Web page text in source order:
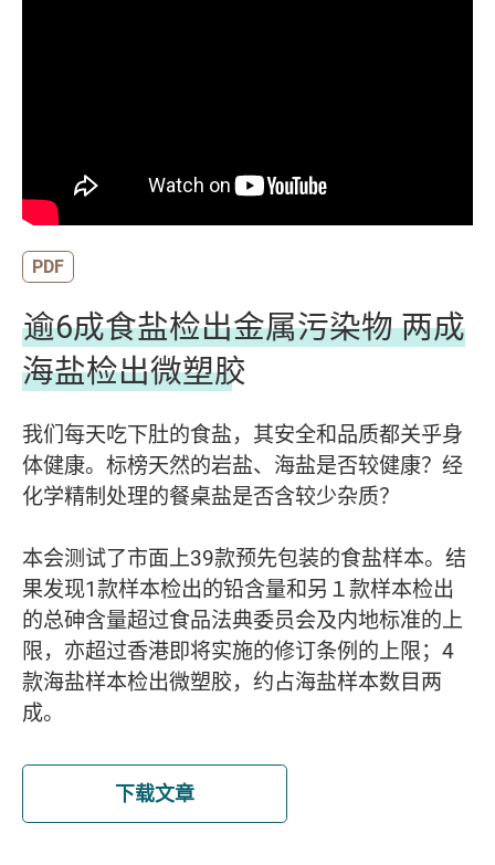
PDF
逾6成食盐检出金属污染物 两成
海盐检出微塑胶
我们每天吃下肚的食盐，其安全和品质都关乎身
体健康。标榜天然的岩盐、海盐是否较健康？经
化学精制处理的餐桌盐是否含较少杂质？
本会测试了市面上39款预先包装的食盐样本。结
果发现1款样本检出的铅含量和另１款样本检出
的总砷含量超过食品法典委员会及内地标准的上
限，亦超过香港即将实施的修订条例的上限；4
款海盐样本检出微塑胶，约占海盐样本数目两
成。
下载文章